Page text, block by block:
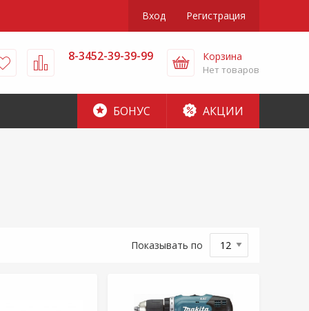
Вход Регистрация
8-3452-39-39-99 Корзина
Нет товаров
БОНУС АКЦИИ
Показывать по